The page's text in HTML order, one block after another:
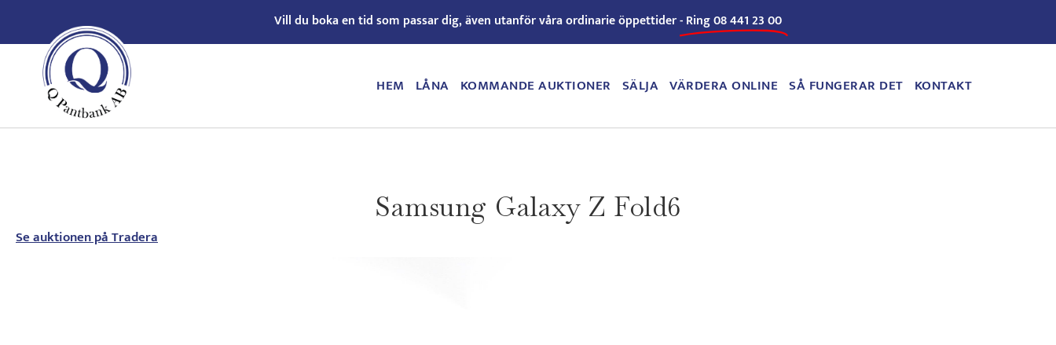
Vill du boka en tid som passar dig, även utanför våra ordinarie öppettider -Ring 08 441 23 00
HEM LÅNA KOMMANDE AUKTIONER SÄLJA VÄRDERA ONLINE SÅ FUNGERAR DET KONTAKT
Samsung Galaxy Z Fold6
Se auktionen på Tradera